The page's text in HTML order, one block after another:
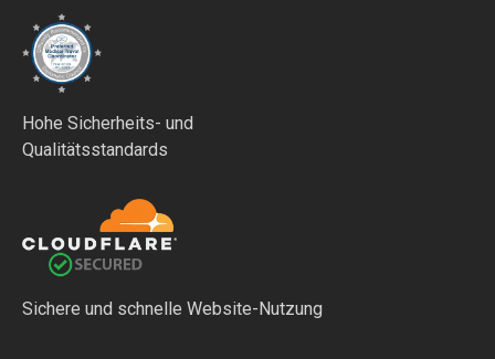
Hohe Sicherheits- und
Qualitätsstandards
Sichere und schnelle Website-Nutzung